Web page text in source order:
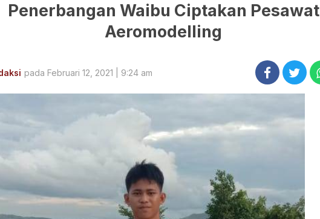
Penerbangan Waibu Ciptakan Pesawat
Aeromodelling
pada Februari 12, 2021 | 9:24 am